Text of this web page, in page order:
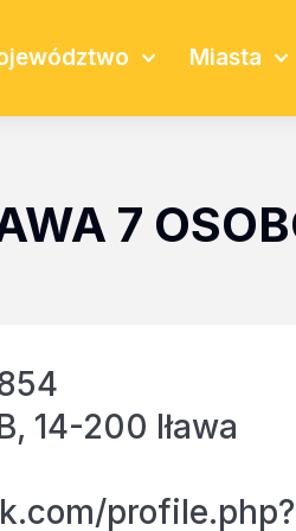
Miasta
7
14-200 Iława
profile.php?